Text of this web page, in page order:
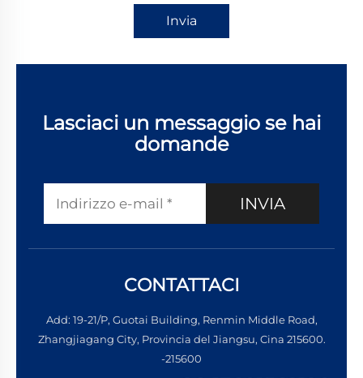
Invia
Lasciaci un messaggio se hai
domande
INVIA
CONTATTACI
Add: 19-21/P, Guotai Building, Renmin Middle Road,
Zhangjiagang City, Provincia del Jiangsu, Cina 215600.
-215600